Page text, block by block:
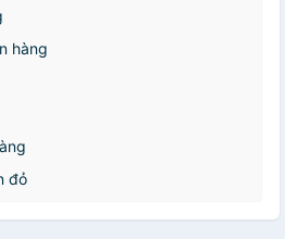
hàng
đỏ